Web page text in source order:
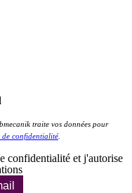
traite vos données pour
confidentialité
confidentialité et j'autorise